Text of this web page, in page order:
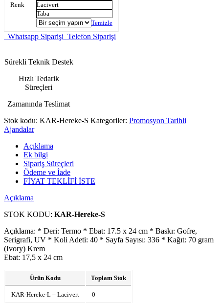
Renk
Lacivert
Taba
Temizle
Whatsapp Siparişi Telefon Siparişi
Sürekli Teknik Destek
Hızlı Tedarik
Süreçleri
Zamanında Teslimat
Stok kodu: KAR-Hereke-S Kategoriler: Promosyon Tarihli
Ajandalar
Açıklama
Ek bilgi
Sipariş Süreçleri
Ödeme ve İade
FİYAT TEKLİFİ İSTE
Açıklama
STOK KODU: KAR-Hereke-S
Açıklama: * Deri: Termo * Ebat: 17.5 x 24 cm * Baskı: Gofre,
Serigrafi, UV * Koli Adeti: 40 * Sayfa Sayısı: 336 * Kağıt: 70 gram
(Ivory) Krem
Ebat: 17,5 x 24 cm
Ürün Kodu Toplam Stok
KAR-Hereke-L – Lacivert 0